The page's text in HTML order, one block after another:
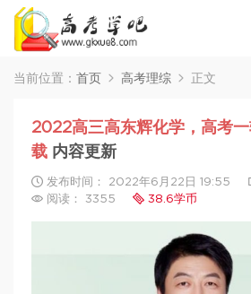
当前位置： 首页 高考理综 正文
2022高三高东辉化学，高考
载 内容更新
发布时间： 2022年6月22日 19:55
阅读： 3355
38.6学币